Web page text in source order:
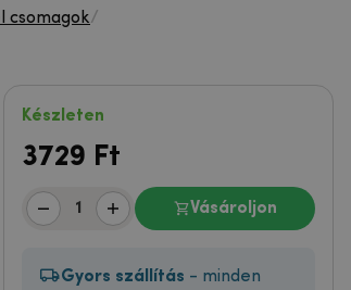
csomagok/
Készleten
3729 Ft
Vásároljon
Gyors szállítás - minden